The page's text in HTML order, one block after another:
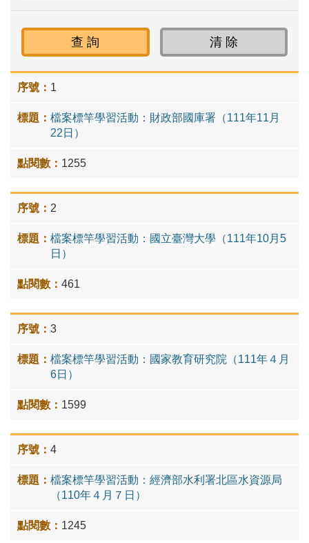
1
檔案標竿學習活動：財政部國庫署（111年11月
22日）
1255
2
檔案標竿學習活動：國立臺灣大學（111年10月5
日）
461
3
檔案標竿學習活動：國家教育研究院（111年４月
6日）
1599
4
檔案標竿學習活動：經濟部水利署北區水資源局
（110年４月７日）
1245